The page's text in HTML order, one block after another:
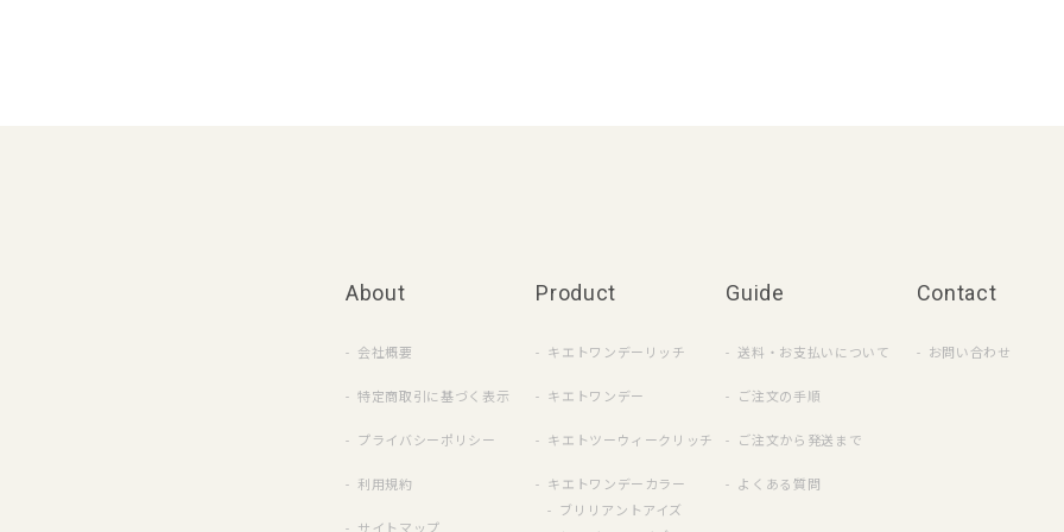
About
会社概要
特定商取引に基づく表示
プライバシーポリシー
利用規約
Product
キエトワンデーリッチ
キエトワンデー
キエトツーウィークリッチ
キエトワンデーカラー
ブリリアントアイズ
Guide
送料・お支払いについて
ご注文の手順
ご注文から発送まで
よくある質問
Contact
お問い合わせ